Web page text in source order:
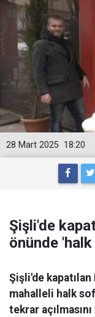
18:20
28 Mart 2025
Şişli'de
önünde
Şişli'de kapatılan
mahalleli halk
tekrar